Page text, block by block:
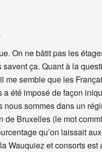
On ne bâtit pas les
ça. Quant à la
me semble que les
été imposé de façon
nous sommes dans un
de Bruxelles (le mot
qu’on laissait
Wauquiez et consorts